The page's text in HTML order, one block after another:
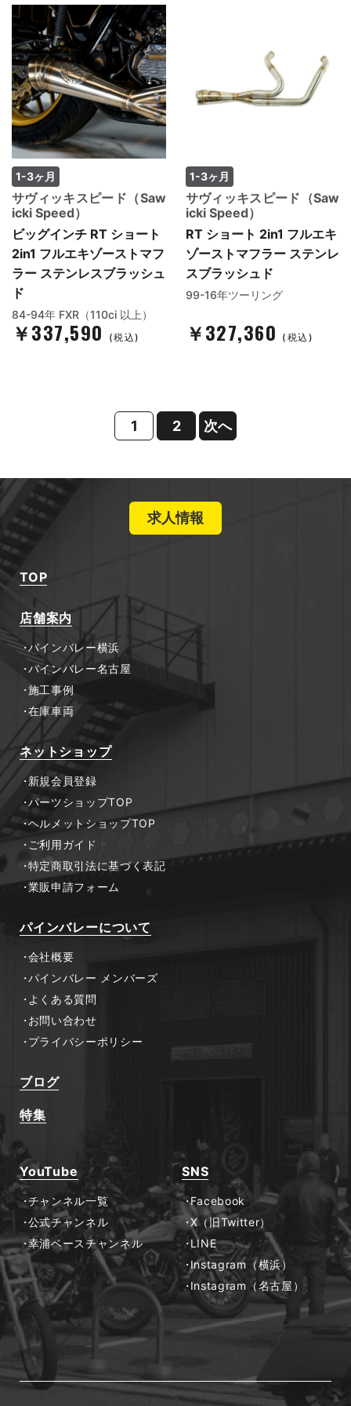
1-3ヶ月
サヴィッキスピード（Saw
icki Speed）
ビッグインチ RT ショート
2in1 フルエキゾーストマフ
ラー ステンレスブラッシュ
ド
84-94年 FXR（110ci 以上）
￥337,590 (税込)
1-3ヶ月
サヴィッキスピード（Saw
icki Speed）
RT ショート 2in1 フルエキ
ゾーストマフラー ステンレ
スブラッシュド
99-16年ツーリング
￥327,360 (税込)
1 2 次へ
求人情報
TOP
店舗案内
パインバレー横浜
パインバレー名古屋
施工事例
在庫車両
ネットショップ
新規会員登録
パーツショップTOP
ヘルメットショップTOP
ご利用ガイド
特定商取引法に基づく表記
業販申請フォーム
パインバレーについて
会社概要
パインバレー メンバーズ
よくある質問
お問い合わせ
プライバシーポリシー
ブログ
特集
YouTube
チャンネル一覧
公式チャンネル
幸浦ベースチャンネル
SNS
Facebook
X（旧Twitter）
LINE
Instagram（横浜）
Instagram（名古屋）